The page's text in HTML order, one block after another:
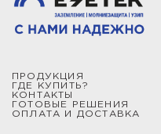
ПРОДУКЦИЯ
ГДЕ КУПИТЬ?
КОНТАКТЫ
ГОТОВЫЕ РЕШЕНИЯ
ОПЛАТА И ДОСТАВКА